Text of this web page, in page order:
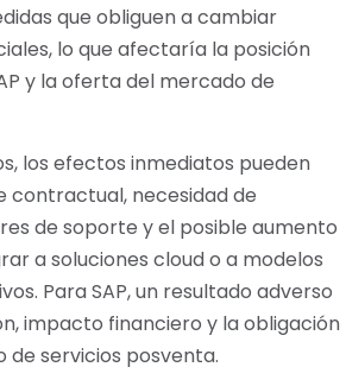
que obliguen a cambiar
lo que afectaría la posición
y la oferta del mercado de
los efectos inmediatos pueden
contractual, necesidad de
de soporte y el posible aumento
a soluciones cloud o a modelos
Para SAP, un resultado adverso
impacto financiero y la obligación
de servicios posventa.